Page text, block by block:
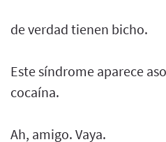
de verdad tienen bicho.
Este síndrome aparece
cocaína.
Ah, amigo. Vaya.